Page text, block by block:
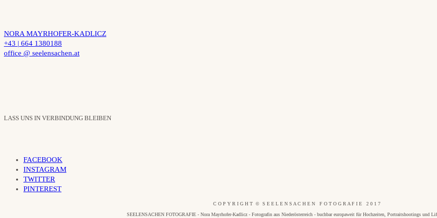
NORA MAYRHOFER-KADLICZ
+43 | 664 1380188
office @ seelensachen.at
LASS UNS IN VERBINDUNG BLEIBEN
FACEBOOK
INSTAGRAM
TWITTER
PINTEREST
C O P Y R I G H T © S E E L E N S A C H E N F O T O G R A F I E 2 0 1 7
SEELENSACHEN FOTOGRAFIE - Nora Mayrhofer-Kadlicz - Fotografin aus Niederösterreich - buchbar europaweit für Hochzeiten, Portraitshootings und